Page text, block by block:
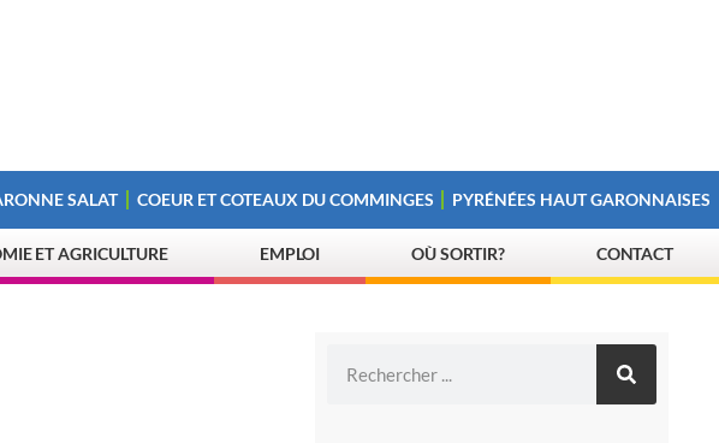
SALAT COEUR ET COTEAUX DU COMMINGES PYRÉNÉES HAUT GARONNAISES
ET AGRICULTURE EMPLOI OÙ SORTIR? CONTACT